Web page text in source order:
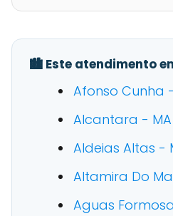
🏙️ Este atendimento
Afonso Cunha
Alcantara - MA
Aldeias Altas -
Altamira Do
Aguas